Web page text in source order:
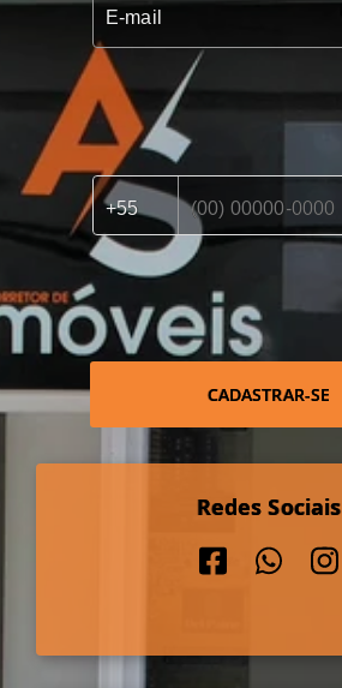
CADASTRAR-SE
Redes Sociais